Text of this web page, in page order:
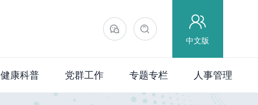
中文版
健康科普 党群工作 专题专栏 人事管理